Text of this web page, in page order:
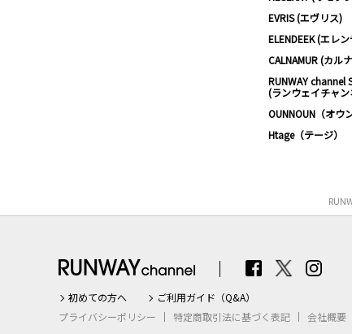
EVRIS (エヴリス)
ELENDEEK (エレ
CALNAMUR (カル
RUNWAY channel
(ランウェイチャ
OUNNOUN（オウ
Htage（テージ）
初めての方へ
ご利用ガイド（Q&A）
プライバシーポリシー
特定商取引法に基づく表記 会社概要